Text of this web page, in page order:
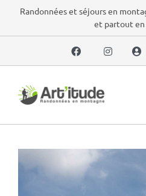
PasserRandonnées et séjours en
et partout en